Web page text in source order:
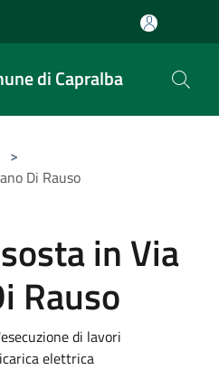
di Capralba
>
Di Rauso
in Via
Rauso
di lavori
elettrica